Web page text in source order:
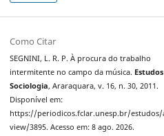
Como Citar
SEGNINI, L. R. P. À procura do trabalho
intermitente no campo da música.
Sociologia, Araraquara, v. 16, n. 30, 2011.
Disponível em:
https://periodicos.fclar.unesp.br/
view/3895. Acesso em: 8 ago. 2026.